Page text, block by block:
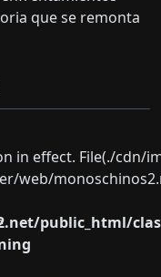
que se remonta
in effect. File(./
web/
public_html/